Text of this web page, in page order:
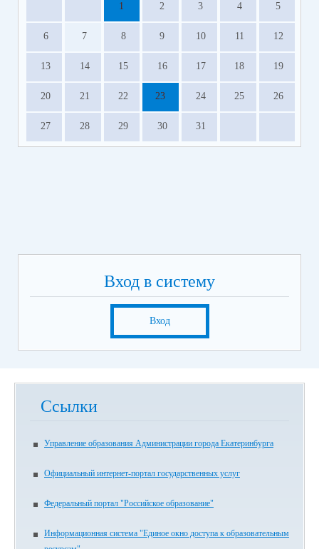
1 2 3 4 5
6 7 8 9 10 11 12
13 14 15 16 17 18 19
20 21 22 23 24 25 26
27 28 29 30 31
Вход в систему
Вход
Ссылки
Управление образования Администрации города Екатеринбурга
Официальный интернет-портал государственных услуг
Федеральный портал "Российское образование"
Информационная система "Единое окно доступа к образовательным